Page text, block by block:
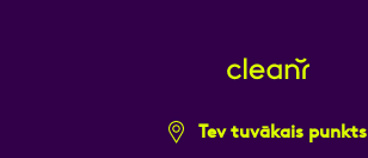
Tev tuvākais punkts